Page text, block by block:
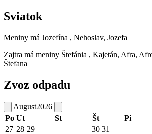
Sviatok
Meniny má Jozefína , Nehoslav, Jozefa
Zajtra má meniny Štefánia , Kajetán, Afra,
Štefana
Zvoz odpadu
August2026
Po Ut St Št Pi
27 28 29 30 31